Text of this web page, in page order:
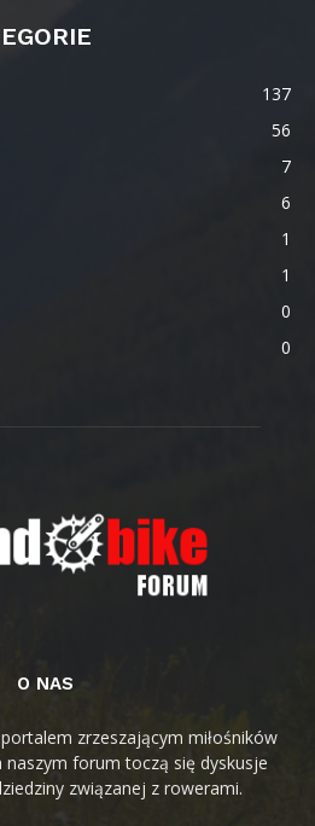
137
56
7
6
1
1
0
0
O NAS
zrzeszającym miłośników
forum toczą się dyskusje
związanej z rowerami.